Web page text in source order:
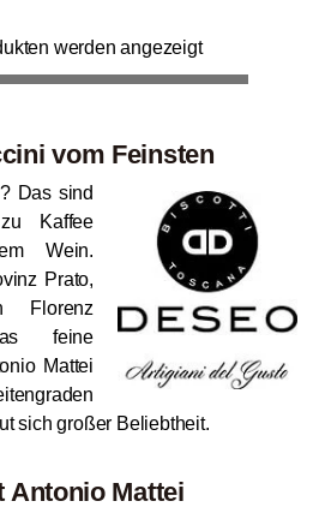
werden angezeigt
vom Feinsten
Das sind
Kaffee
Wein.
Prato,
feine
Mattei
sich großer Beliebtheit.
Antonio Mattei